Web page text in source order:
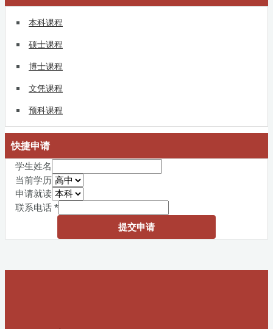
本科课程
硕士课程
博士课程
文凭课程
预科课程
快捷申请
学生姓名
当前学历
申请就读
联系电话 *
提交申请